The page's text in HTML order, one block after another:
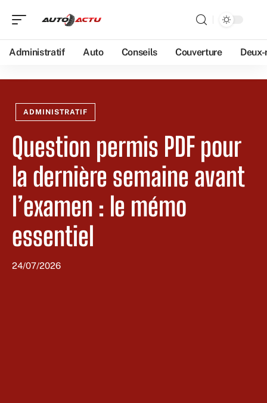
Administratif Auto Conseils Couverture
ADMINISTRATIF
Question permis PDF pour
la dernière semaine avant
l’examen : le mémo
essentiel
24/07/2026